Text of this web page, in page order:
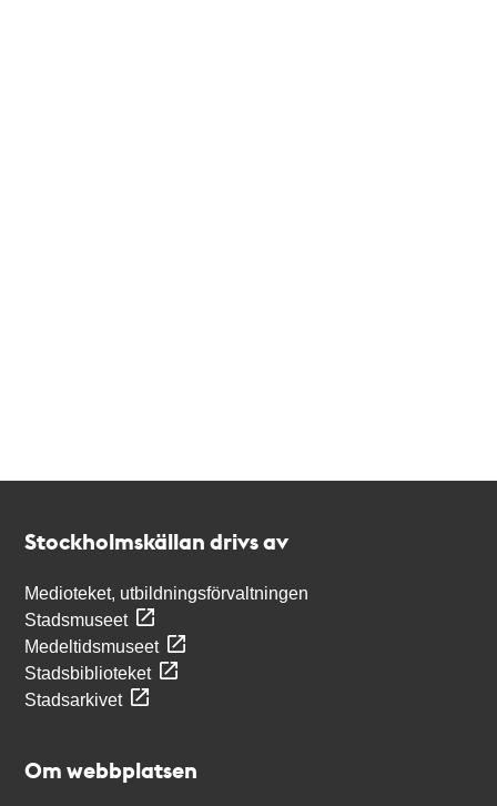
Stockholmskällan drivs av
Medioteket, utbildningsförvaltningen
Stadsmuseet
Medeltidsmuseet
Stadsbiblioteket
Stadsarkivet
Om webbplatsen